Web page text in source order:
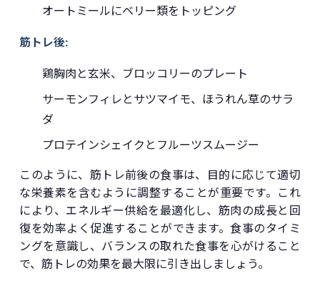
オートミールにベリー類をトッピング
筋トレ後:
鶏胸肉と玄米、ブロッコリーのプレート
サーモンフィレとサツマイモ、ほうれん草のサラ
ダ
プロテインシェイクとフルーツスムージー
このように、筋トレ前後の食事は、目的に応じて適切
な栄養素を含むように調整することが重要です。これ
により、エネルギー供給を最適化し、筋肉の成長と回
復を効率よく促進することができます。食事のタイミ
ングを意識し、バランスの取れた食事を心がけること
で、筋トレの効果を最大限に引き出しましょう。